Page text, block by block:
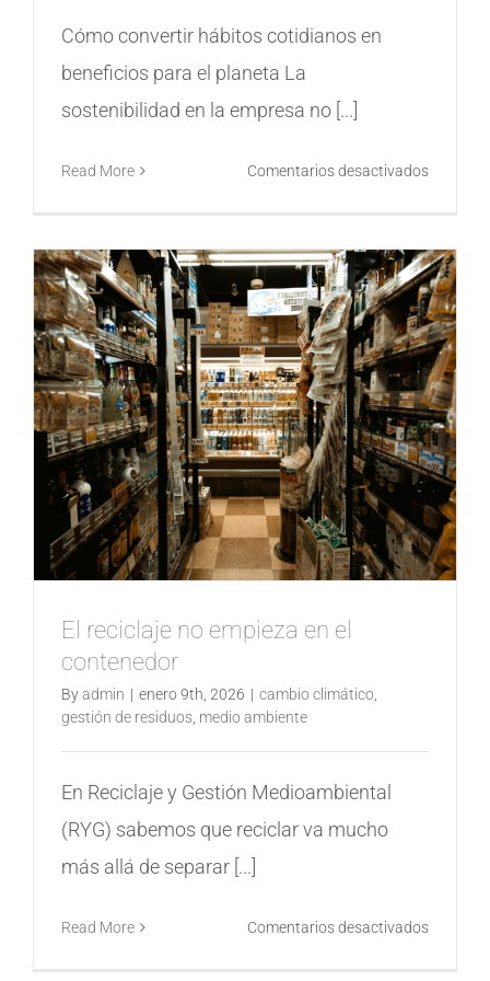
Cómo convertir hábitos cotidianos en
beneficios para el planeta La
sostenibilidad en la empresa no [...]
Read More Comentarios desactivadosen
que
todo
puede
aplicar
en
el
día
a
día
El reciclaje no empieza en el
contenedor
Byadmin | enero 9th, 2026 | cambio climático
gestión de residuos medio ambiente
En Reciclaje y Gestión Medioambiental
(RYG) sabemos que reciclar va mucho
más allá de separar [...]
Read More Comentarios desactivadosen